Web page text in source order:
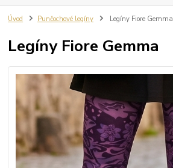
Úvod Punčochové legíny Legíny Fiore Gemma
Legíny Fiore Gemma